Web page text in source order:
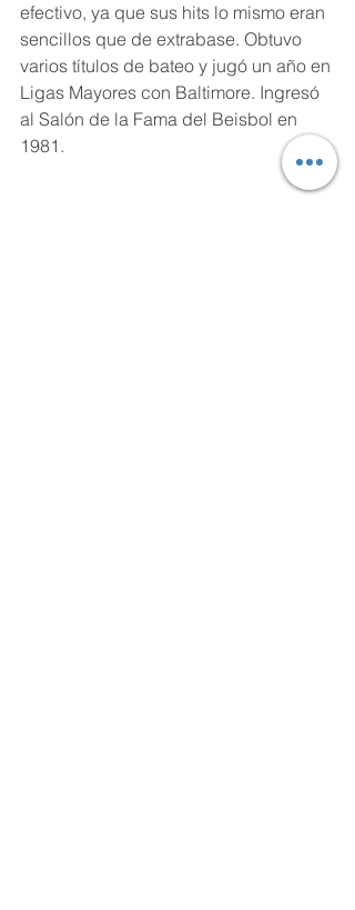
efectivo, ya que sus hits lo mismo eran
sencillos que de extrabase. Obtuvo
varios títulos de bateo y jugó un año en
Ligas Mayores con Baltimore. Ingresó
al Salón de la Fama del Beisbol en
1981.